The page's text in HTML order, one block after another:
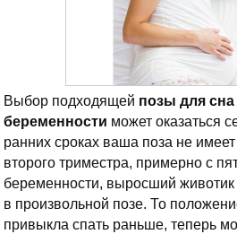
Выбор подходящей позы для
беременности может оказаться
ранних сроках ваша поза не
второго триместра, примерно с
беременности, выросший животик
в произвольной позе. То
привыкла спать раньше, теперь